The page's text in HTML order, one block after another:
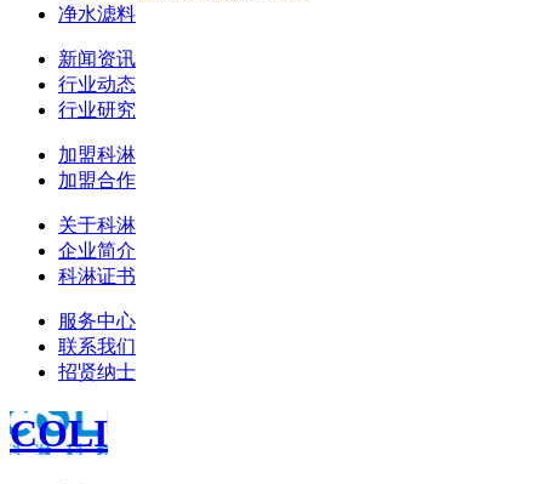
净水滤料
新闻资讯
行业动态
行业研究
加盟科淋
加盟合作
关于科淋
企业简介
科淋证书
服务中心
联系我们
招贤纳士
COLI